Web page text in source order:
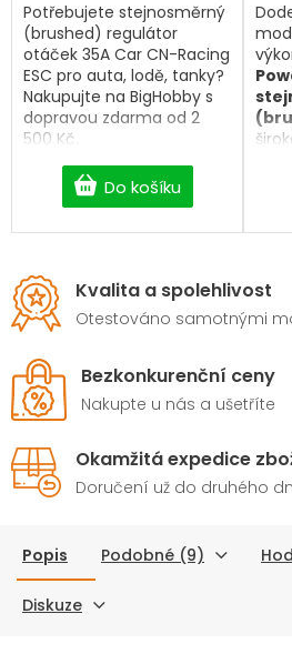
hvězdiček.
Do košíku
Potřebujete stejnosměrný
(brushed) regulátor
otáček 35A Car CN-Racing
ESC pro auta, lodě, tanky?
Nakupujte na BigHobby s
dopravou zdarma od 2
500 Kč.
Kvalita a spolehlivost
Otestováno samotnými
Bezkonkurenční ceny
Nakupte u nás a ušetříte
Okamžitá expedice
Doručení už do druhého
Popis Podobné (9)
Diskuze